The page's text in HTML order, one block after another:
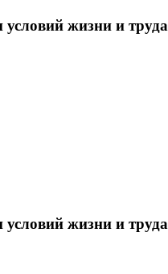
жизни и труда
жизни и труда